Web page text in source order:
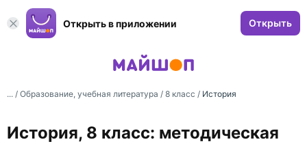
Открыть в приложении Открыть
... / Образование, учебная литература / 8 класс / История
История, 8 класс: методическая